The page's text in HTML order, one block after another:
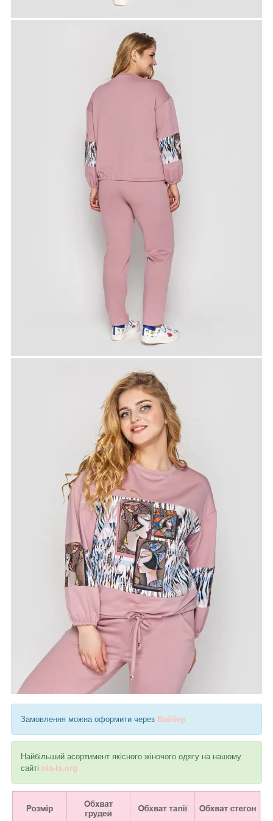
Замовлення можна оформити через Вайбер
Найбільший асортимент якісного жіночого одягу на нашому
сайті ola-la.org